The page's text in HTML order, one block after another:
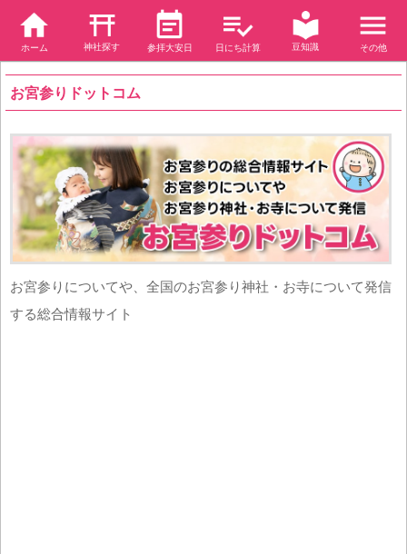
ホーム 神社探す 参拝大安日 日にち計算 豆知識 その他
お宮参りドットコム
お宮参りについてや、全国のお宮参り神社・お寺について発信
する総合情報サイト